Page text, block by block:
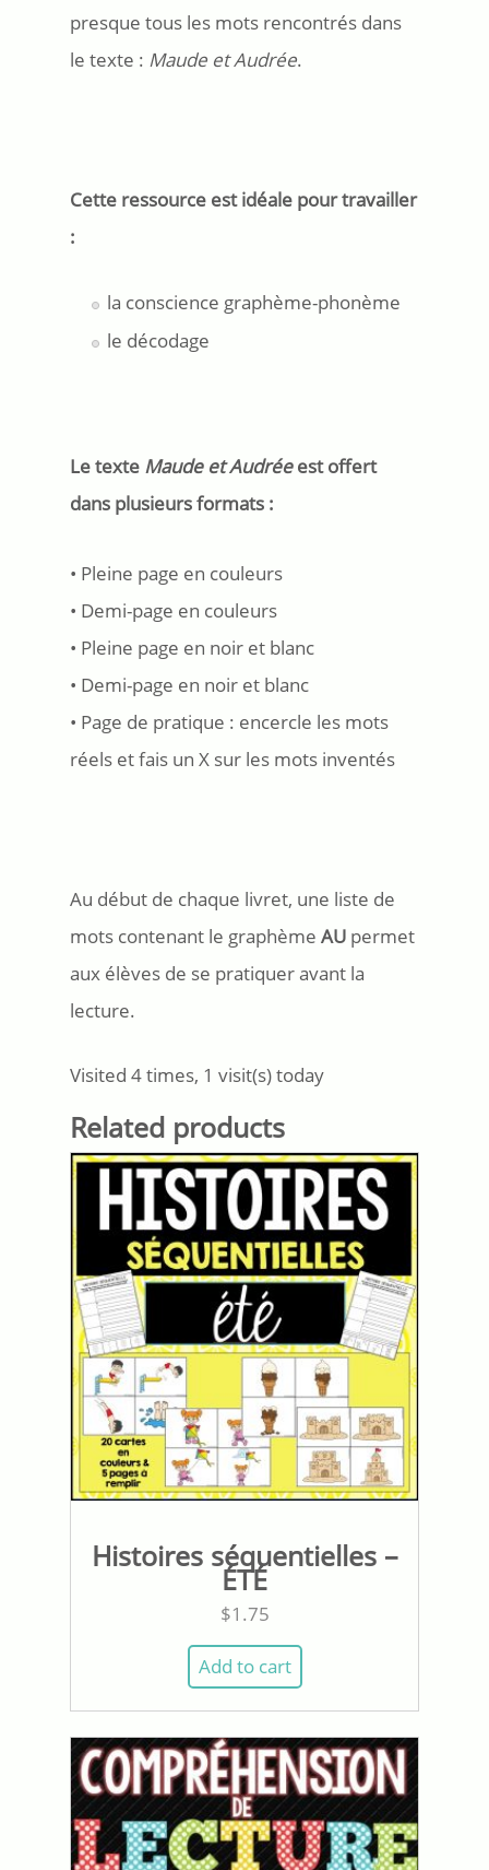
presque tous les mots rencontrés dans
le texte : Maude et Audrée.
Cette ressource est idéale pour travailler
:
la conscience graphème-phonème
le décodage
Le texte Maude et Audréeest offert
dans plusieurs formats :
• Pleine page en couleurs
• Demi-page en couleurs
• Pleine page en noir et blanc
• Demi-page en noir et blanc
• Page de pratique : encercle les mots
réels et fais un X sur les mots inventés
Au début de chaque livret, une liste de
mots contenant le graphème AU permet
aux élèves de se pratiquer avant la
lecture.
Visited 4 times, 1 visit(s) today
Related products
Histoires séquentielles –
ÉTÉ
$1.75
Add to cart